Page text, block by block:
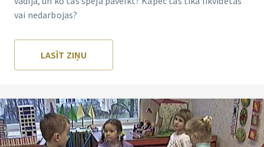
vai nedarbojas?
LASĪT ZIŅU